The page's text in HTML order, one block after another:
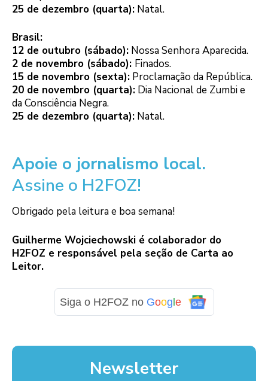
25 de dezembro (quarta): Natal.
Brasil:
12 de outubro (sábado): Nossa Senhora Aparecida.
2 de novembro (sábado): Finados.
15 de novembro (sexta): Proclamação da República.
20 de novembro (quarta): Dia Nacional de Zumbi e
da Consciência Negra.
25 de dezembro (quarta): Natal.
Apoie o jornalismo local.
Assine o H2FOZ!
Obrigado pela leitura e boa semana!
Guilherme Wojciechowski é colaborador do
H2FOZ e responsável pela seção de Carta ao
Leitor.
Siga o H2FOZ no Goog e
Newsletter